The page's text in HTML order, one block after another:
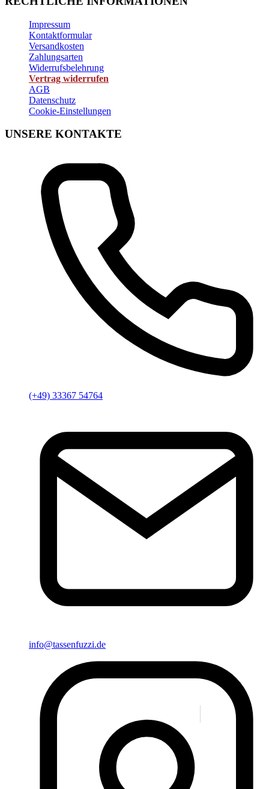
Impressum
Kontaktformular
Versandkosten
Zahlungsarten
Widerrufsbelehrung
Vertrag widerrufen
AGB
Datenschutz
Cookie-Einstellungen
UNSERE KONTAKTE
(+49) 33367 54764
info@tassenfuzzi.de